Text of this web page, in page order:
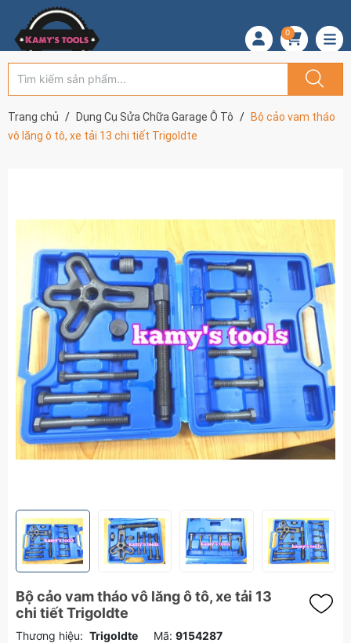
0
Trang chủ Dụng Cụ Sửa Chữa Garage Ô Tô
Bộ cảo vam tháo
vô lăng ô tô, xe tải 13 chi tiết Trigoldte
Bộ cảo vam tháo vô lăng ô tô, xe tải 13
chi tiết Trigoldte
Thương hiệu: Trigoldte Mã: 9154287